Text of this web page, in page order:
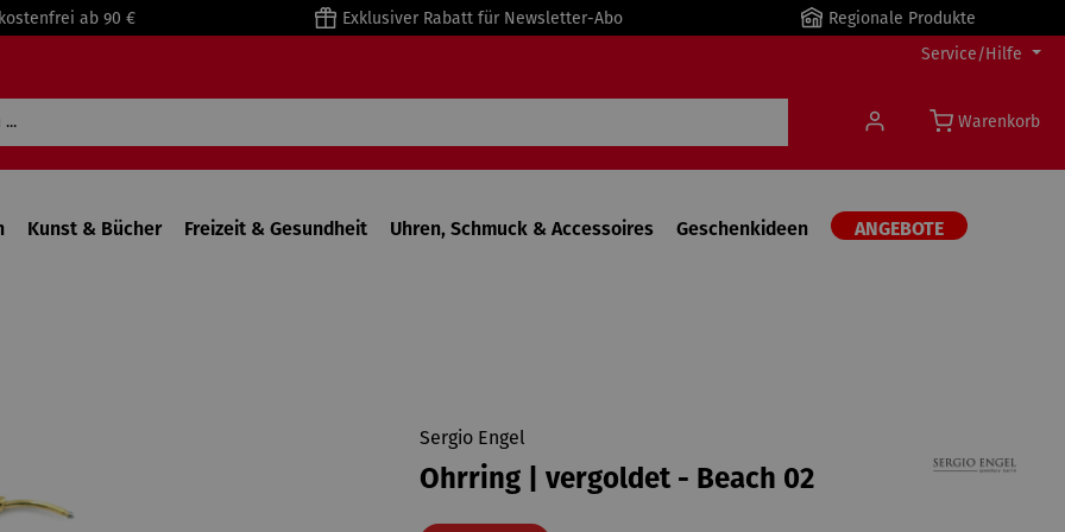
ab 90 € Exklusiver Rabatt für Newsletter-Abo
Regionale Produkte
Service/Hilfe
Warenkorb
Kunst & Bücher Freizeit & Gesundheit Uhren, Schmuck & Accessoires Geschenkideen ANGEBOTE
Sergio Engel
Ohrring | vergoldet - Beach 02